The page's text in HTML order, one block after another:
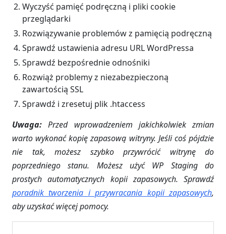
Wyczyść pamięć podręczną i pliki cookie
przeglądarki
Rozwiązywanie problemów z pamięcią podręczną
Sprawdź ustawienia adresu URL WordPressa
Sprawdź bezpośrednie odnośniki
Rozwiąż problemy z niezabezpieczoną
zawartością SSL
Sprawdź i zresetuj plik .htaccess
Uwaga: Przed wprowadzeniem jakichkolwiek zmian
warto wykonać kopię zapasową witryny. Jeśli coś pójdzie
nie tak, możesz szybko przywrócić witrynę do
poprzedniego stanu. Możesz użyć WP Staging do
prostych automatycznych kopii zapasowych. Sprawdź
poradnik tworzenia i przywracania kopii zapasowych,
aby uzyskać więcej pomocy.